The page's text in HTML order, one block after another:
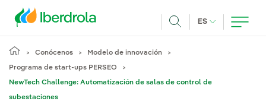
ES IDIOMA
Conócenos Modelo de innovación
Programa de start-ups PERSEO
NewTech Challenge: Automatización de salas de control de
subestaciones